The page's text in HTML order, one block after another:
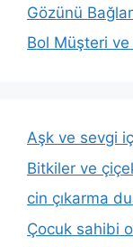
Gözünü
Bol Müşteri
Aşk ve sevgi
Bitkiler ve
cin çıkarma
Çocuk sahibi